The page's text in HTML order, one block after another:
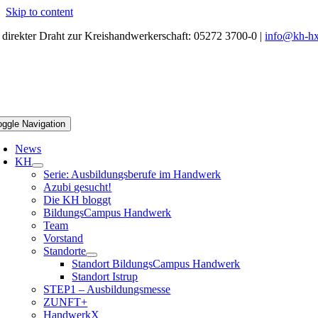
Skip to content
Draht zur Kreishandwerkerschaft: 05272 3700-0 |info@kh-
Navigation
News
KH
Serie: Ausbildungsberufe im Handwerk
Azubi gesucht!
Die KH bloggt
BildungsCampus Handwerk
Team
Vorstand
Standorte
Standort BildungsCampus Handwerk
Standort Istrup
STEP1 – Ausbildungsmesse
ZUNFT+
HandwerkX